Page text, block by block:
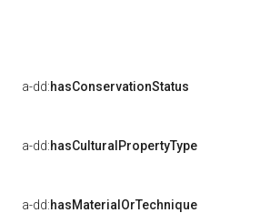
a-dd:hasConservationStatus
a-dd:hasCulturalPropertyType
a-dd:hasMaterialOrTechnique